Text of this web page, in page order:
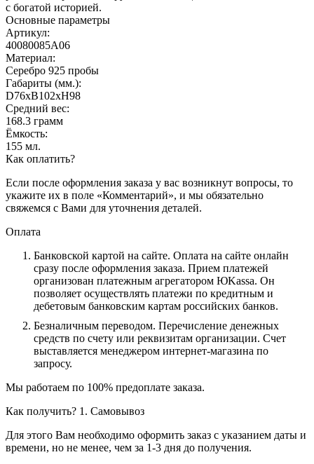
с богатой историей.
Основные параметры
Артикул:
40080085А06
Материал:
Серебро 925 пробы
Габариты (мм.):
D76хB102хH98
Средний вес:
168.3 грамм
Ёмкость:
155 мл.
Как оплатить?
Если после оформления заказа у вас возникнут вопросы, то
укажите их в поле «Комментарий», и мы обязательно
свяжемся с Вами для уточнения деталей.
Оплата
Банковской картой на сайте. Оплата на сайте онлайн
сразу после оформления заказа. Прием платежей
организован платежным агрегатором ЮKassa. Он
позволяет осуществлять платежи по кредитным и
дебетовым банковским картам российских банков.
Безналичным переводом. Перечисление денежных
средств по счету или реквизитам организации. Счет
выставляется менеджером интернет-магазина по
запросу.
Мы работаем по 100% предоплате заказа.
Как получить? 1. Самовывоз
Для этого Вам необходимо оформить заказ с указанием даты и
времени, но не менее, чем за 1-3 дня до получения.